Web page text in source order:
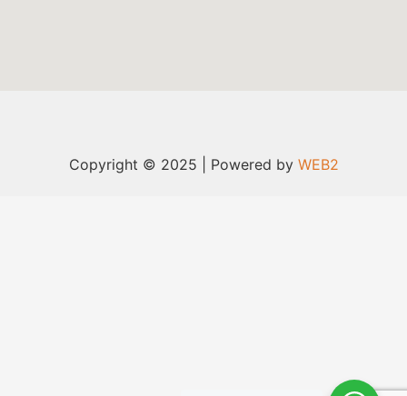
Copyright © 2025 | Powered by WEB2